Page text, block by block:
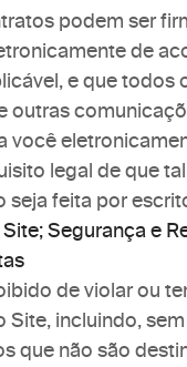
podem ser
de
e que todos
outras
você
legal de que
seja feita por
Segurança e
de violar ou
Site, incluindo,
que não são